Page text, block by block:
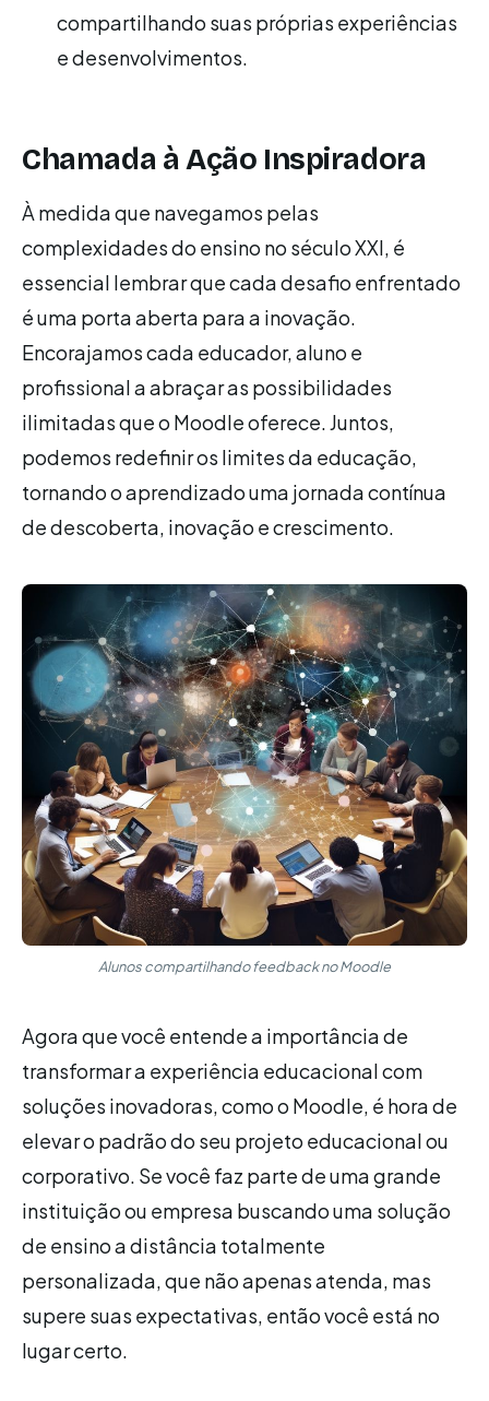
compartilhando suas próprias experiências
e desenvolvimentos.
Chamada à Ação Inspiradora
À medida que navegamos pelas
complexidades do ensino no século XXI, é
essencial lembrar que cada desafio enfrentado
é uma porta aberta para a inovação.
Encorajamos cada educador, aluno e
profissional a abraçar as possibilidades
ilimitadas que o Moodle oferece. Juntos,
podemos redefinir os limites da educação,
tornando o aprendizado uma jornada contínua
de descoberta, inovação e crescimento.
Alunos compartilhando feedback no Moodle
Agora que você entende a importância de
transformar a experiência educacional com
soluções inovadoras, como o Moodle, é hora de
elevar o padrão do seu projeto educacional ou
corporativo. Se você faz parte de uma grande
instituição ou empresa buscando uma solução
de ensino a distância totalmente
personalizada, que não apenas atenda, mas
supere suas expectativas, então você está no
lugar certo.